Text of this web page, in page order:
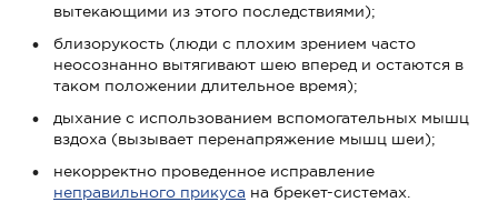
вытекающими из этого последствиями);
близорукость (люди с плохим зрением часто
неосознанно вытягивают шею вперед и остаются в
таком положении длительное время);
дыхание с использованием вспомогательных мышц
вздоха (вызывает перенапряжение мышц шеи);
некорректно проведенное исправление
неправильного прикуса на брекет-системах.